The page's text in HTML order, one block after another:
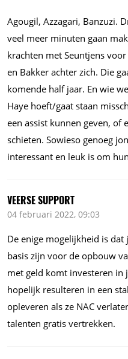
Agougil, Azzagari, Banzuzi.
veel meer minuten gaan
krachten met Seuntjens
en Bakker achter zich. Die
komende half jaar. En wie
Haye hoeft/gaat staan
een assist kunnen geven, of
schieten. Sowieso genoeg
interessant en leuk is om
VEERSE SUPPORT
04 februari 2022, 09:03
De enige mogelijkheid is
basis zijn voor de opbouw
met geld komt investeren in
hopelijk resulteren in een
opleveren als ze NAC
talenten gratis vertrekken.